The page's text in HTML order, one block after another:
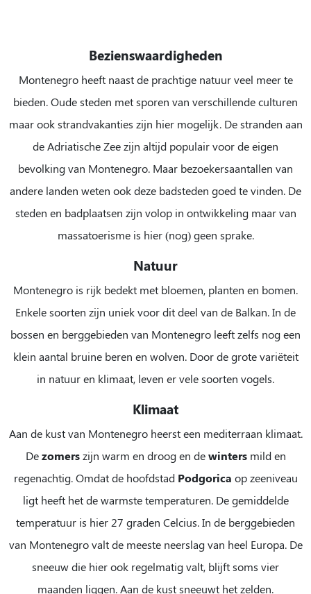
Bezienswaardigheden
Montenegro heeft naast de prachtige natuur veel meer te
bieden. Oude steden met sporen van verschillende culturen
maar ook strandvakanties zijn hier mogelijk. De stranden aan
de Adriatische Zee zijn altijd populair voor de eigen
bevolking van Montenegro. Maar bezoekersaantallen van
andere landen weten ook deze badsteden goed te vinden. De
steden en badplaatsen zijn volop in ontwikkeling maar van
massatoerisme is hier (nog) geen sprake.
Natuur
Montenegro is rijk bedekt met bloemen, planten en bomen.
Enkele soorten zijn uniek voor dit deel van de Balkan. In de
bossen en berggebieden van Montenegro leeft zelfs nog een
klein aantal bruine beren en wolven. Door de grote variëteit
in natuur en klimaat, leven er vele soorten vogels.
Klimaat
Aan de kust van Montenegro heerst een mediterraan klimaat.
Dezomerszijn warm en droog en dewintersmild en
regenachtig. Omdat de hoofdstad Podgorica op zeeniveau
ligt heeft het de warmste temperaturen. De gemiddelde
temperatuur is hier 27 graden Celcius. In de berggebieden
van Montenegro valt de meeste neerslag van heel Europa. De
sneeuw die hier ook regelmatig valt, blijft soms vier
maanden liggen. Aan de kust sneeuwt het zelden.